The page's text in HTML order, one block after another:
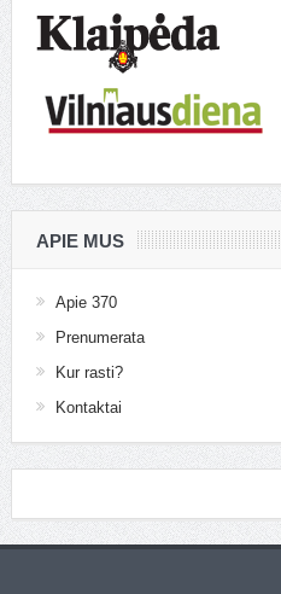
APIE MUS
Apie 370
Prenumerata
Kur rasti?
Kontaktai